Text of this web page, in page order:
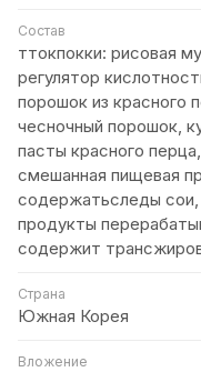
Состав
ттокпокки: рисовая
регулятор
порошок из красного
чесночный порошок,
пасты красного
смешанная пищевая
содержатьследы
продукты
содержит
Страна
Южная Корея
Вложение